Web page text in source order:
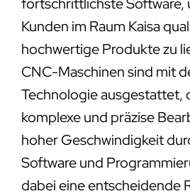
fortschrittlichste Software,
Kunden im Raum Kaisa
hochwertige Produkte zu
CNC-Maschinen sind mit
Technologie ausgestattet,
komplexe und präzise
hoher Geschwindigkeit
Software und
dabei eine entscheidende